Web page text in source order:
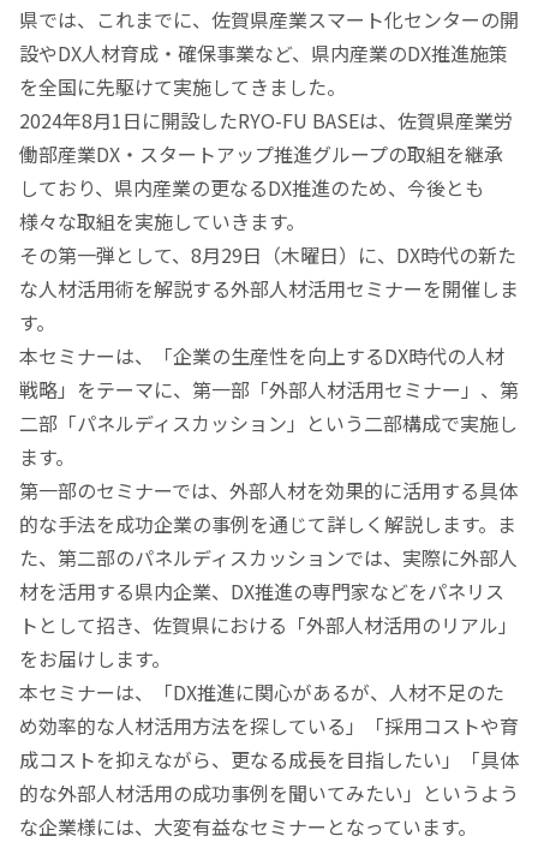
県では、これまでに、佐賀県産業スマート化センターの開
設やDX人材育成・確保事業など、県内産業のDX推進施策
を全国に先駆けて実施してきました。
2024年8月1日に開設したRYO-FU BASEは、佐賀県産業労
働部産業DX・スタートアップ推進グループの取組を継承
しており、県内産業の更なるDX推進のため、今後とも
様々な取組を実施していきます。
その第一弾として、8月29日（木曜日）に、DX時代の新た
な人材活用術を解説する外部人材活用セミナーを開催しま
す。
本セミナーは、「企業の生産性を向上するDX時代の人材
戦略」をテーマに、第一部「外部人材活用セミナー」、第
二部「パネルディスカッション」という二部構成で実施し
ます。
第一部のセミナーでは、外部人材を効果的に活用する具体
的な手法を成功企業の事例を通じて詳しく解説します。ま
た、第二部のパネルディスカッションでは、実際に外部人
材を活用する県内企業、DX推進の専門家などをパネリス
トとして招き、佐賀県における「外部人材活用のリアル」
をお届けします。
本セミナーは、「DX推進に関心があるが、人材不足のた
め効率的な人材活用方法を探している」「採用コストや育
成コストを抑えながら、更なる成長を目指したい」「具体
的な外部人材活用の成功事例を聞いてみたい」というよう
な企業様には、大変有益なセミナーとなっています。